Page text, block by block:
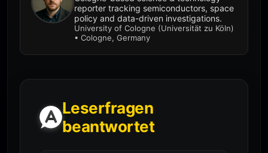
reporter tracking semiconductors, space
policy and data-driven investigations.
University of Cologne (Universität zu Köln)
• Cologne, Germany
Leserfragen
beantwortet